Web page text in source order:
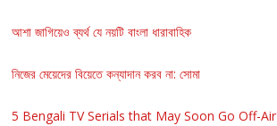
আশা জাগিয়েও ব্যর্থ যে নয়টি বাংলা ধারাবাহিক
নিজের মেয়েদের বিয়েতে কন্যাদান করব না: সোমা
5 Bengali TV Serials that May Soon Go Off-Air